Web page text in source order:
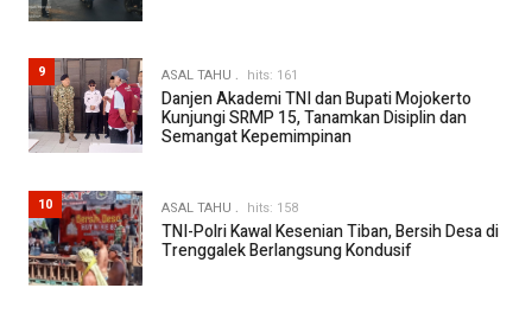
9 ASAL TAHU hits: 161
Danjen Akademi TNI dan Bupati Mojokerto
Kunjungi SRMP 15, Tanamkan Disiplin dan
Semangat Kepemimpinan
10 ASAL TAHU hits: 158
TNI-Polri Kawal Kesenian Tiban, Bersih Desa di
Trenggalek Berlangsung Kondusif